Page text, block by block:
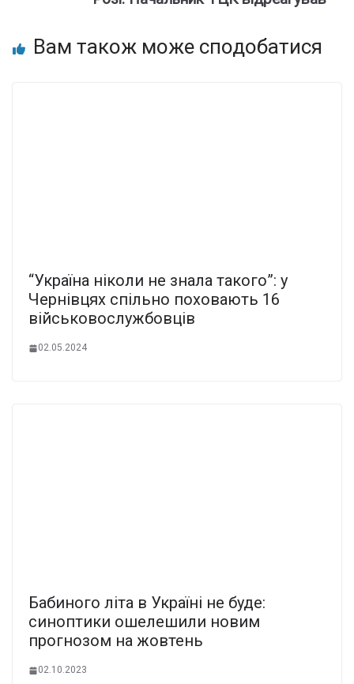
Вам також може сподобатися
“Україна ніколи не знала такого”: у
Чернівцях спільно поховають 16
військовослужбовців
02.05.2024
Бабиного літа в Україні не буде:
синоптики ошелешили новим
прогнозом на жовтень
02.10.2023